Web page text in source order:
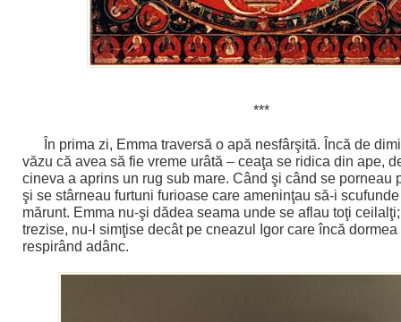
***
În prima zi, Emma traversă o apă nesfârşită. Încă de
văzu că avea să fie vreme urâtă – ceaţa se ridica din ape,
cineva a aprins un rug sub mare. Când şi când se porneau
şi se stârneau furtuni furioase care ameninţau să-i
mărunt. Emma nu-şi dădea seama unde se aflau toţi
trezise, nu-l simţise decât pe cneazul Igor care încă
respirând adânc.